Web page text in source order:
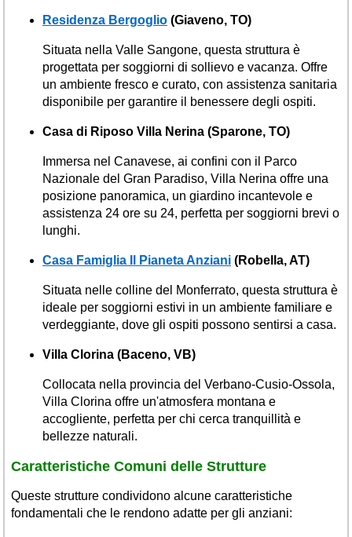
Residenza Bergoglio (Giaveno, TO)
Situata nella Valle Sangone, questa struttura è
progettata per soggiorni di sollievo e vacanza. Offre
un ambiente fresco e curato, con assistenza sanitaria
disponibile per garantire il benessere degli ospiti.
Casa di Riposo Villa Nerina (Sparone, TO)
Immersa nel Canavese, ai confini con il Parco
Nazionale del Gran Paradiso, Villa Nerina offre una
posizione panoramica, un giardino incantevole e
assistenza 24 ore su 24, perfetta per soggiorni brevi o
lunghi.
Casa Famiglia Il Pianeta Anziani (Robella, AT)
Situata nelle colline del Monferrato, questa struttura è
ideale per soggiorni estivi in un ambiente familiare e
verdeggiante, dove gli ospiti possono sentirsi a casa.
Villa Clorina (Baceno, VB)
Collocata nella provincia del Verbano-Cusio-Ossola,
Villa Clorina offre un'atmosfera montana e
accogliente, perfetta per chi cerca tranquillità e
bellezze naturali.
Caratteristiche Comuni delle Strutture
Queste strutture condividono alcune caratteristiche
fondamentali che le rendono adatte per gli anziani: